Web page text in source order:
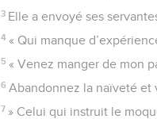
3 Elle a envoyé ses
4 « Qui manque
5 « Venez manger de mon
6 Abandonnez la naïveté et
7 » Celui qui instruit le